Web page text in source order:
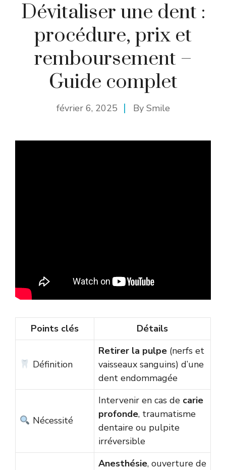
Dévitaliser une dent :
procédure, prix et
remboursement –
Guide complet
février 6, 2025 By Smile
Points clés Détails
Définition
Retirer la pulpe (nerfs et
vaisseaux sanguins) d’une
dent endommagée
Nécessité
Intervenir en cas de carie
profonde, traumatisme
dentaire ou pulpite
irréversible
Anesthésie, ouverture de